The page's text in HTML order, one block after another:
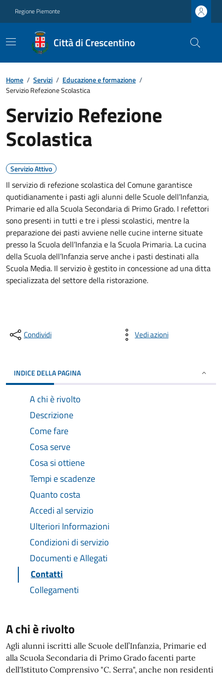
Regione Piemonte
Città di Crescentino
Home / Servizi / Educazione e formazione /
Servizio Refezione Scolastica
Servizio Refezione
Scolastica
Servizio Attivo
Il servizio di refezione scolastica del Comune garantisce
quotidianamente i pasti agli alunni delle Scuole dell’Infanzia,
Primarie ed alla Scuola Secondaria di Primo Grado. I refettori
sono presenti in tutti e tre i plessi scolastici, mentre la
preparazione dei pasti avviene nelle cucine interne situate
presso la Scuola dell’Infanzia e la Scuola Primaria. La cucina
della Scuola dell’Infanzia serve anche i pasti destinati alla
Scuola Media. Il servizio è gestito in concessione ad una ditta
specializzata del settore della ristorazione.
Condividi Vedi azioni
INDICE DELLA PAGINA
A chi è rivolto
Descrizione
Come fare
Cosa serve
Cosa si ottiene
Tempi e scadenze
Quanto costa
Accedi al servizio
Ulteriori Informazioni
Condizioni di servizio
Documenti e Allegati
Contatti
Collegamenti
A chi è rivolto
Agli alunni iscritti alle Scuole dell’Infanzia, Primarie ed
alla Scuola Secondaria di Primo Grado facenti parte
dell'Istituto Comprensivo "C. Serra", anche non residenti